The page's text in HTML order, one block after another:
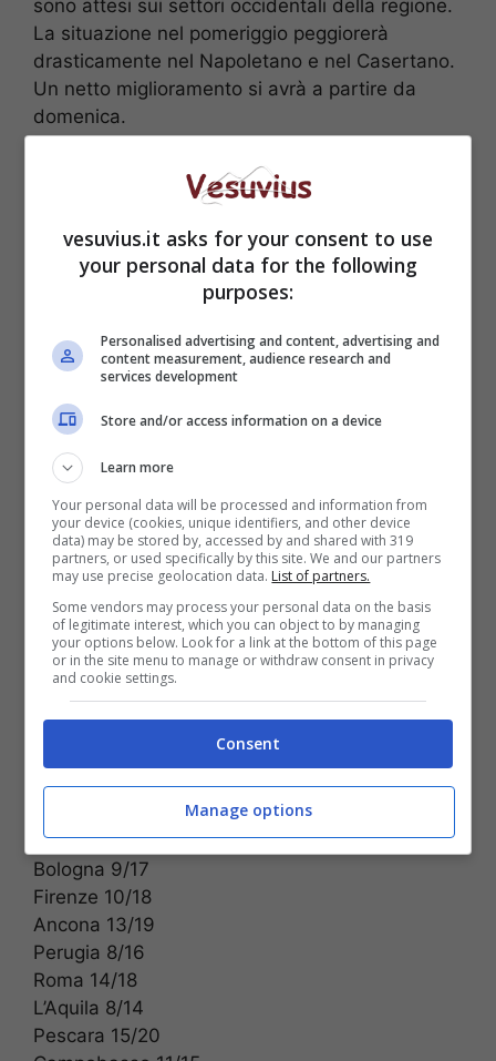
sono attesi sui settori occidentali della regione.
La situazione nel pomeriggio peggiorerà
drasticamente nel Napoletano e nel Casertano.
Un netto miglioramento si avrà a partire da
domenica.
LEGGI ANCHE—>
cinema: notizia sensazionale per i fan
Temperature minime e
massime
Aosta 3/7
Torino 4/12
Milano 6/15
Trento 5/11
Venezia 11/16
Genova 13/16
Bologna 9/17
Firenze 10/18
Ancona 13/19
Perugia 8/16
Roma 14/18
L’Aquila 8/14
Pescara 15/20
vesuvius.it asks for your consent to use
your personal data for the following
purposes:
Personalised advertising and content, advertising and
content measurement, audience research and
services development
Store and/or access information on a device
Learn more
Your personal data will be processed and information from
your device (cookies, unique identifiers, and other device
data) may be stored by, accessed by and shared with 319
partners, or used specifically by this site. We and our partners
may use precise geolocation data. List of partners.
Some vendors may process your personal data on the basis
of legitimate interest, which you can object to by managing
your options below. Look for a link at the bottom of this page
or in the site menu to manage or withdraw consent in privacy
and cookie settings.
Consent
Manage options